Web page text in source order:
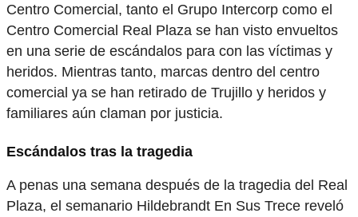
Centro Comercial, tanto el Grupo Intercorp como el
Centro Comercial Real Plaza se han visto envueltos
en una serie de escándalos para con las víctimas y
heridos. Mientras tanto, marcas dentro del centro
comercial ya se han retirado de Trujillo y heridos y
familiares aún claman por justicia.
Escándalos tras la tragedia
A penas una semana después de la tragedia del Real
Plaza, el semanario Hildebrandt En Sus Trece reveló